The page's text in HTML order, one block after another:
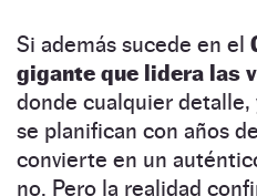
Si además sucede en el
gigante que lidera las
donde cualquier
se planifican con años
convierte en un
no. Pero la realidad